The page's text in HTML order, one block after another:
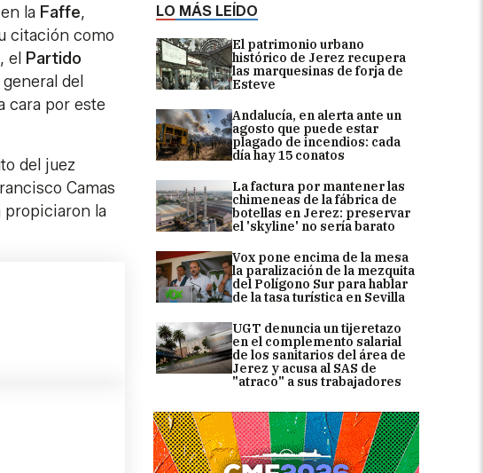
LO MÁS LEÍDO
El patrimonio urbano
histórico de Jerez recupera
las marquesinas de forja de
Esteve
Andalucía, en alerta ante un
agosto que puede estar
plagado de incendios: cada
día hay 15 conatos
La factura por mantener las
chimeneas de la fábrica de
botellas en Jerez: preservar
el 'skyline' no sería barato
Vox pone encima de la mesa
la paralización de la mezquita
del Polígono Sur para hablar
de la tasa turística en Sevilla
UGT denuncia un tijeretazo
en el complemento salarial
de los sanitarios del área de
Jerez y acusa al SAS de
"atraco" a sus trabajadores
en la Faffe,
citación como
el Partido
del
cara por este
del juez
Camas
propiciaron la